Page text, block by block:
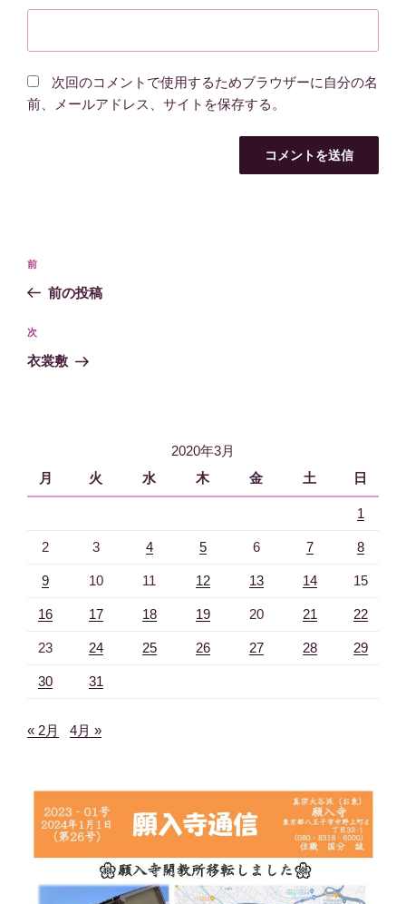
次回のコメントで使用するためブラウザーに自分の名
前、メールアドレス、サイトを保存する。
投
ナ
ビ
ゲ
過
去
投
稿
前
前の投稿
次
の
次
衣裳敷
2020年3月
月
火 水 木 金 土 日
1
2 3 4 5 6 7 8
9 10 11 12 13 14 15
16 17 18 19 20 21 22
23 24 25 26 27 28 29
30 31
« 2月 4月 »